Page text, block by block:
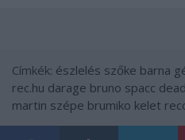
Címkék: észlelés szőke barna
rec.hu darage bruno spacc
martin szépe brumiko kelet